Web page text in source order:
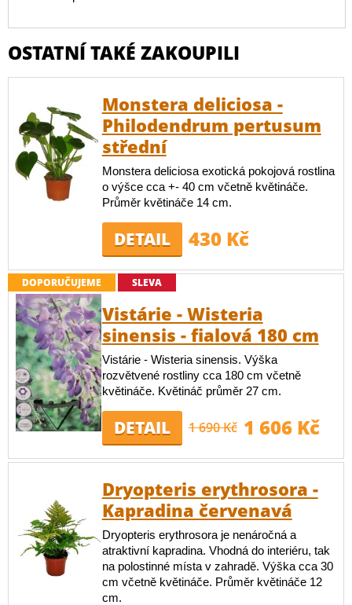
OSTATNÍ TAKÉ ZAKOUPILI
Monstera deliciosa -
Philodendrum pertusum
střední
Monstera deliciosa exotická pokojová rostlina
o výšce cca +- 40 cm včetně květináče.
Průměr květináče 14 cm.
DETAIL 430 Kč
DOPORUČUJEME SLEVA
Vistárie - Wisteria
sinensis - fialová 180 cm
Vistárie - Wisteria sinensis. Výška
rozvětvené rostliny cca 180 cm včetně
květináče. Květináč průměr 27 cm.
DETAIL 1 690 Kč 1 606 Kč
Dryopteris erythrosora -
Kapradina červenavá
Dryopteris erythrosora je nenáročná a
atraktivní kapradina. Vhodná do interiéru, tak
na polostinné místa v zahradě. Výška cca 30
cm včetně květináče. Průměr květináče 12
cm.